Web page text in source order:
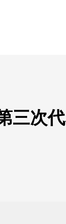
三次